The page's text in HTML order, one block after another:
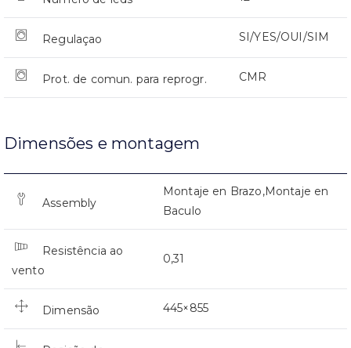
Regulaçao SI/YES/OUI/SIM
Prot. de comun. para reprogr. CMR
Dimensões e montagem
Assembly
Montaje en Brazo,Montaje en
Baculo
Resistência ao
vento
0,31
Dimensão 445×855